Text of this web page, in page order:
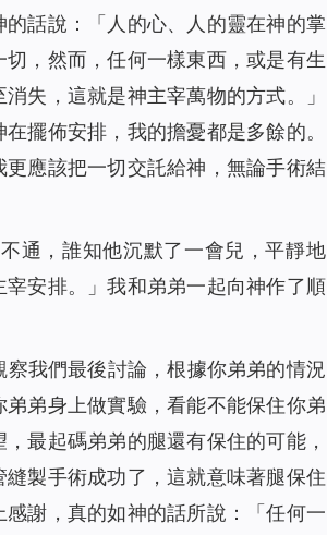
話說：「 人的心、人的靈在神的掌
，然而，任何一樣東西，或是有生
失，這就是神主宰萬物的方式。
」
擺佈安排，我的擔憂都是多餘的。
應該把一切交託給神，無論手術結
通，誰知他沉默了一會兒，平靜地
安排。」我和弟弟一起向神作了順
我們最後討論，根據你弟弟的情況
弟身上做實驗，看能不能保住你弟
最起碼弟弟的腿還有保住的可能，
製手術成功了，這就意味著腿保住
謝，真的如神的話所說：「任何一